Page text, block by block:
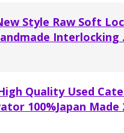
Style Raw Soft
Interlocking
Quality Used
100%Japan Made